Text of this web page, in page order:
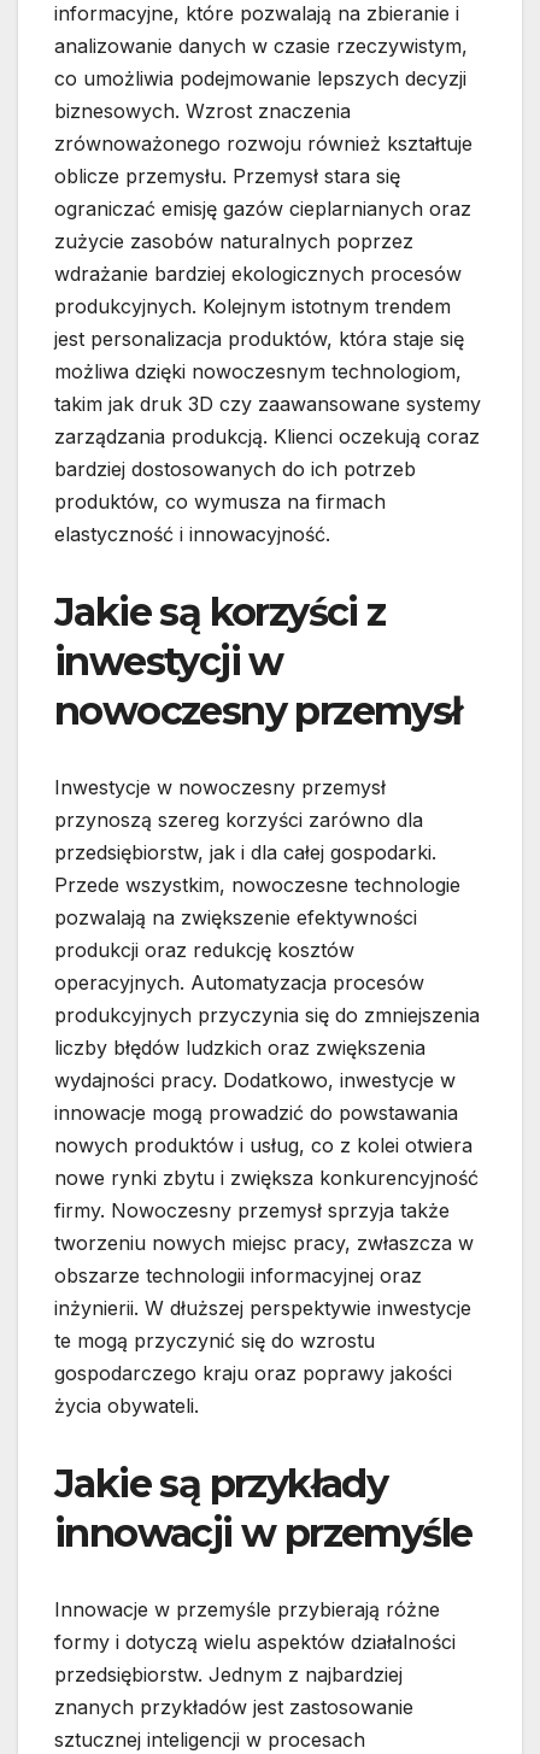
informacyjne, które pozwalają na zbieranie i
analizowanie danych w czasie rzeczywistym,
co umożliwia podejmowanie lepszych decyzji
biznesowych. Wzrost znaczenia
zrównoważonego rozwoju również kształtuje
oblicze przemysłu. Przemysł stara się
ograniczać emisję gazów cieplarnianych oraz
zużycie zasobów naturalnych poprzez
wdrażanie bardziej ekologicznych procesów
produkcyjnych. Kolejnym istotnym trendem
jest personalizacja produktów, która staje się
możliwa dzięki nowoczesnym technologiom,
takim jak druk 3D czy zaawansowane systemy
zarządzania produkcją. Klienci oczekują coraz
bardziej dostosowanych do ich potrzeb
produktów, co wymusza na firmach
elastyczność i innowacyjność.
Jakie są korzyści z
inwestycji w
nowoczesny przemysł
Inwestycje w nowoczesny przemysł
przynoszą szereg korzyści zarówno dla
przedsiębiorstw, jak i dla całej gospodarki.
Przede wszystkim, nowoczesne technologie
pozwalają na zwiększenie efektywności
produkcji oraz redukcję kosztów
operacyjnych. Automatyzacja procesów
produkcyjnych przyczynia się do zmniejszenia
liczby błędów ludzkich oraz zwiększenia
wydajności pracy. Dodatkowo, inwestycje w
innowacje mogą prowadzić do powstawania
nowych produktów i usług, co z kolei otwiera
nowe rynki zbytu i zwiększa konkurencyjność
firmy. Nowoczesny przemysł sprzyja także
tworzeniu nowych miejsc pracy, zwłaszcza w
obszarze technologii informacyjnej oraz
inżynierii. W dłuższej perspektywie inwestycje
te mogą przyczynić się do wzrostu
gospodarczego kraju oraz poprawy jakości
życia obywateli.
Jakie są przykłady
innowacji w przemyśle
Innowacje w przemyśle przybierają różne
formy i dotyczą wielu aspektów działalności
przedsiębiorstw. Jednym z najbardziej
znanych przykładów jest zastosowanie
sztucznej inteligencji w procesach